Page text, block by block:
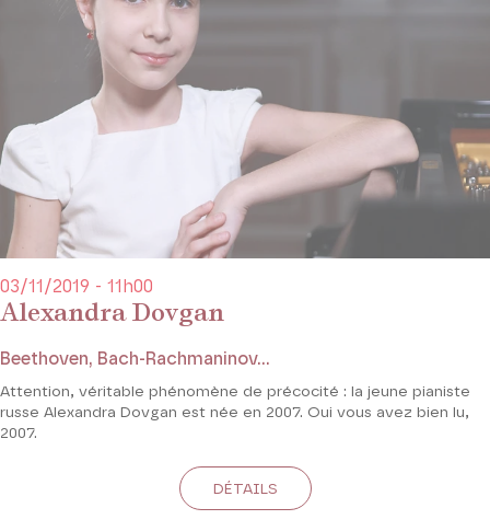
Alexandra Dovgan
03/11/2019 - 11h00
Beethoven, Bach-Rachmaninov...
Attention, véritable phénomène de précocité : la jeune pianiste
russe Alexandra Dovgan est née en 2007. Oui vous avez bien lu,
2007.
DÉTAILS